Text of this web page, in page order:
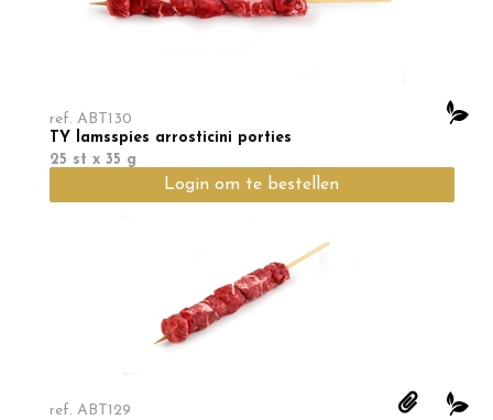
ref. ABT130
TY lamsspies arrosticini porties
25 st x 35 g
Login om te bestellen
ref. ABT129